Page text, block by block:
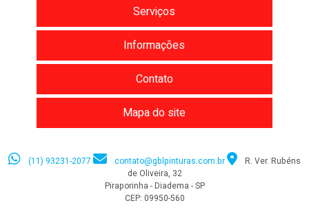
Serviços
Informações
Contato
Mapa do site
(11) 93231-2077 contato@gblpinturas.com.br
R. Ver. Rubéns
de Oliveira, 32
Piraporinha - Diadema - SP
CEP: 09950-560